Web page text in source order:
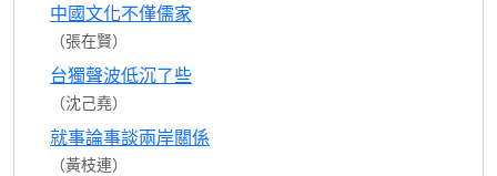
中國文化不僅儒家
（張在賢）
台獨聲波低沉了些
（沈己堯）
就事論事談兩岸關係
（黃枝連）